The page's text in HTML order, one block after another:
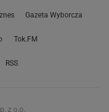
Gazeta Wyborcza
Tok.FM
RSS
z o.o.